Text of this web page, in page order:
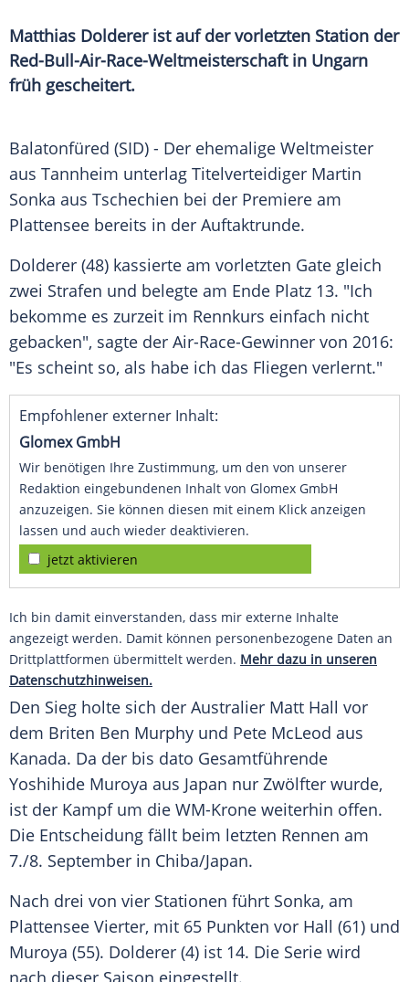
Matthias Dolderer ist auf der vorletzten Station der
Red-Bull-Air-Race-Weltmeisterschaft in Ungarn
früh gescheitert.
Balatonfüred (SID) - Der ehemalige Weltmeister
aus Tannheim unterlag Titelverteidiger Martin
Sonka aus Tschechien bei der Premiere am
Plattensee bereits in der Auftaktrunde.
Dolderer (48) kassierte am vorletzten Gate gleich
zwei Strafen und belegte am Ende Platz 13. "Ich
bekomme es zurzeit im Rennkurs einfach nicht
gebacken", sagte der Air-Race-Gewinner von 2016:
"Es scheint so, als habe ich das Fliegen verlernt."
Empfohlener externer Inhalt:
Glomex GmbH
Wir benötigen Ihre Zustimmung, um den von unserer
Redaktion eingebundenen Inhalt von Glomex GmbH
anzuzeigen. Sie können diesen mit einem Klick anzeigen
lassen und auch wieder deaktivieren.
jetzt aktivieren
Ich bin damit einverstanden, dass mir externe Inhalte
angezeigt werden. Damit können personenbezogene Daten an
Drittplattformen übermittelt werden. Mehr dazu in unseren
Datenschutzhinweisen.
Den Sieg holte sich der Australier Matt Hall vor
dem Briten Ben Murphy und Pete McLeod aus
Kanada. Da der bis dato Gesamtführende
Yoshihide Muroya aus Japan nur Zwölfter wurde,
ist der Kampf um die WM-Krone weiterhin offen.
Die Entscheidung fällt beim letzten Rennen am
7./8. September in Chiba/Japan.
Nach drei von vier Stationen führt Sonka, am
Plattensee Vierter, mit 65 Punkten vor Hall (61) und
Muroya (55). Dolderer (4) ist 14. Die Serie wird